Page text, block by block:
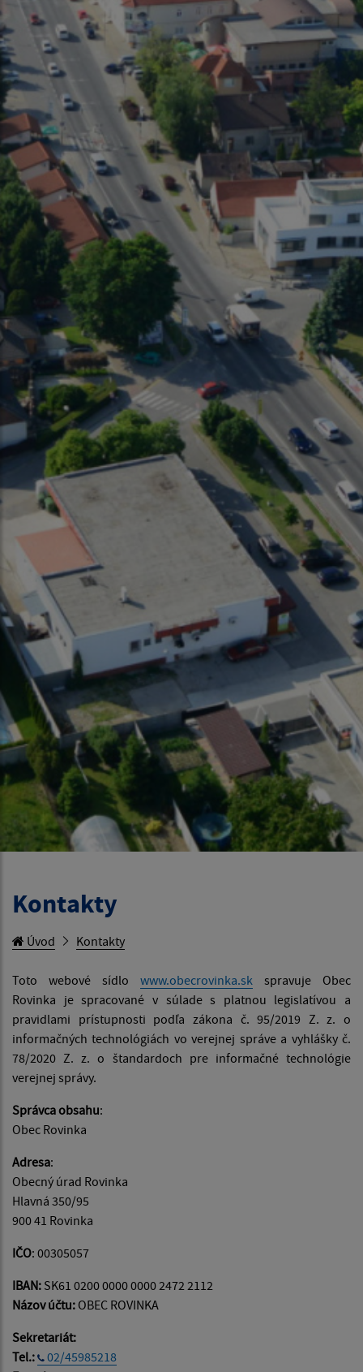
Kontakty
Úvod Kontakty
Toto webové sídlo www.obecrovinka.sk spravuje Obec
Rovinka je spracované v súlade s platnou legislatívou a
pravidlami prístupnosti podľa zákona č. 95/2019 Z. z. o
informačných technológiách vo verejnej správe a vyhlášky č.
78/2020 Z. z. o štandardoch pre informačné technológie
verejnej správy.
Správca obsahu:
Obec Rovinka
Adresa:
Obecný úrad Rovinka
Hlavná 350/95
900 41 Rovinka
IČO: 00305057
IBAN: SK61 0200 0000 0000 2472 2112
Názov účtu: OBEC ROVINKA
Sekretariát:
Tel.:
02/45985218